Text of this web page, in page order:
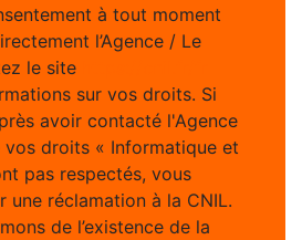
à tout moment
l’Agence / Le
le site
sur vos droits. Si
avoir contacté l'Agence
vos droits « Informatique et
pas respectés, vous
une réclamation à la CNIL.
de l’existence de la